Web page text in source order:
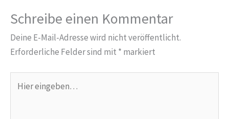
Schreibe einen Kommentar
Deine E-Mail-Adresse wird nicht veröffentlicht.
Erforderliche Felder sind mit * markiert
eingeben…